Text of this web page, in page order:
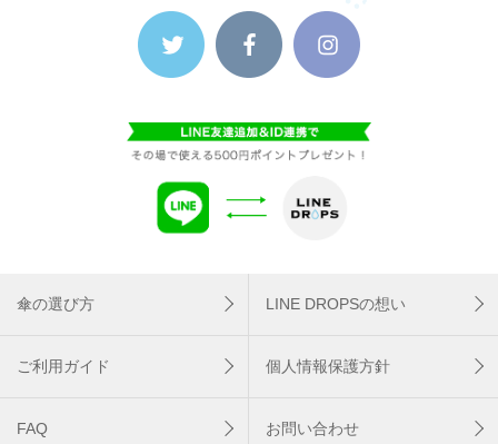
傘の選び方 LINE DROPSの想い
ご利用ガイド 個人情報保護方針
FAQ お問い合わせ